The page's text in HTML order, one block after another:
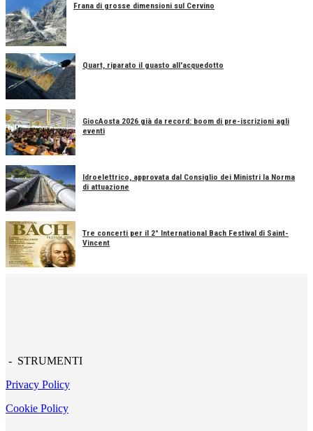
Frana di grosse dimensioni sul Cervino
Quart, riparato il guasto all'acquedotto
GiocAosta 2026 già da record: boom di pre-iscrizioni agli
eventi
Idroelettrico, approvata dal Consiglio dei Ministri la Norma
di attuazione
Tre concerti per il 2° International Bach Festival di Saint-
Vincent
- STRUMENTI
Privacy Policy
Cookie Policy